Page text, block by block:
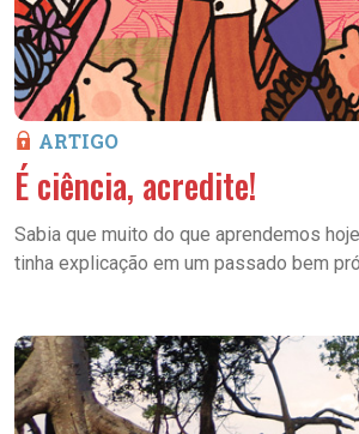
ARTIGO
É ciência, acredite!
Sabia que muito do que aprendemos
tinha explicação em um passado bem